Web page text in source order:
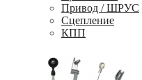
Привод / ШРУС
Сцепление
КПП